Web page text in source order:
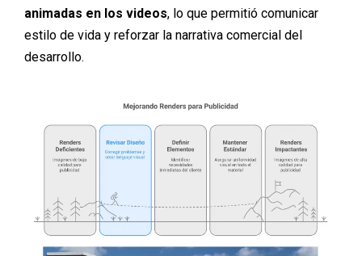
animadas en los videos, lo que permitió comunicar
estilo de vida y reforzar la narrativa comercial del
desarrollo.